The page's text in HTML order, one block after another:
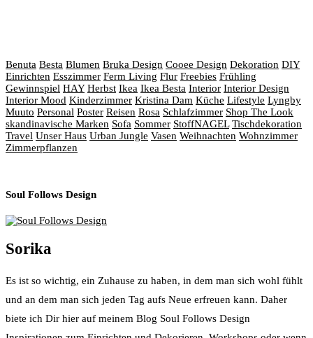
Benuta Besta Blumen Bruka Design Cooee Design Dekoration DIY
Einrichten Esszimmer Ferm Living Flur Freebies Frühling
Gewinnspiel HAY Herbst Ikea Ikea Besta Interior Interior Design
Interior Mood Kinderzimmer Kristina Dam Küche Lifestyle Lyngby
Muuto Personal Poster Reisen Rosa Schlafzimmer Shop The Look
skandinavische Marken Sofa Sommer StoffNAGEL Tischdekoration
Travel Unser Haus Urban Jungle Vasen Weihnachten Wohnzimmer
Zimmerpflanzen
Soul Follows Design
Sorika
Es ist so wichtig, ein Zuhause zu haben, in dem man sich wohl fühlt
und an dem man sich jeden Tag aufs Neue erfreuen kann. Daher
biete ich Dir hier auf meinem Blog Soul Follows Design